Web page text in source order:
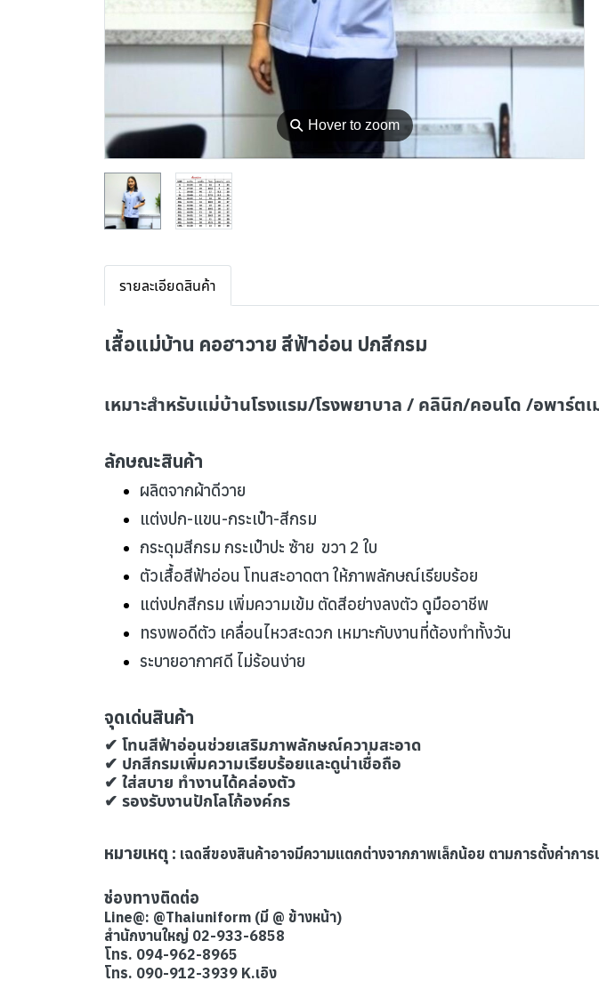
⚲ Hover to zoom
รายละเอียดสินค้า
เสื้อแม่บ้าน คอฮาวาย สีฟ้าอ่อน ปกสีกรม
เหมาะสำหรับแม่บ้านโรงแรม/โรงพยาบาล / คลินิก/คอนโด /อพาร์ต
ลักษณะสินค้า
ผลิตจากผ้าดีวาย
แต่งปก-แขน-กระเป๋า-สีกรม
กระดุมสีกรม กระเป๋าปะ ซ้าย ขวา 2 ใบ
ตัวเสื้อสีฟ้าอ่อน โทนสะอาดตา ให้ภาพลักษณ์เรียบร้อย
แต่งปกสีกรม เพิ่มความเข้ม ตัดสีอย่างลงตัว ดูมืออาชีพ
ทรงพอดีตัว เคลื่อนไหวสะดวก เหมาะกับงานที่ต้องทำทั้งวัน
ระบายอากาศดี ไม่ร้อนง่าย
จุดเด่นสินค้า
✔ โทนสีฟ้าอ่อนช่วยเสริมภาพลักษณ์ความสะอาด
✔ ปกสีกรมเพิ่มความเรียบร้อยและดูน่าเชื่อถือ
✔ ใส่สบาย ทำงานได้คล่องตัว
✔ รองรับงานปักโลโก้องค์กร
หมายเหตุ : เฉดสีของสินค้าอาจมีความแตกต่างจากภาพเล็กน้อย ตามการตั้งค่าก
ช่องทางติดต่อ
Line@: @Thaiuniform (มี @ ข้างหน้า)
สำนักงานใหญ่ 02-933-6858
โทร. 094-962-8965
โทร. 090-912-3939 K.เอิง